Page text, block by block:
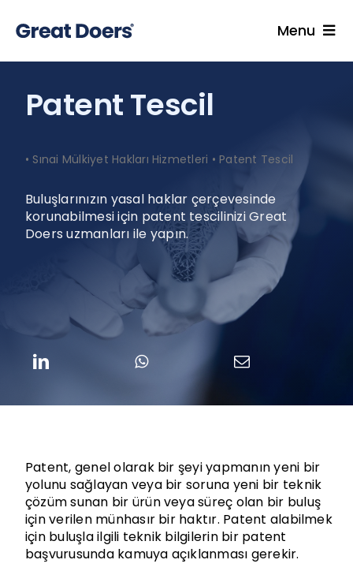
content
Menu
Hizmetler
Uzmanlarımız
İçgörüler
Kariyer
Hakkımızda
Patent Tescil
• Sınai Mülkiyet Hakları Hizmetleri •Patent Tescil
Buluşlarınızın yasal haklar çerçevesinde
korunabilmesi için patent tescilinizi Great
Doers uzmanları ile yapın.
Patent, genel olarak bir şeyi yapmanın yeni bir
yolunu sağlayan veya bir soruna yeni bir teknik
çözüm sunan bir ürün veya süreç olan bir buluş
için verilen münhasır bir haktır. Patent alabilmek
için buluşla ilgili teknik bilgilerin bir patent
başvurusunda kamuya açıklanması gerekir.